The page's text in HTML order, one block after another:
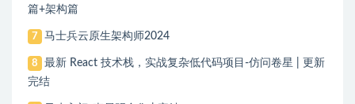
篇+架构篇
7 马士兵云原生架构师2024
8
最新 React 技术栈，实战复杂低代码项目-仿问卷星 | 更新
完结